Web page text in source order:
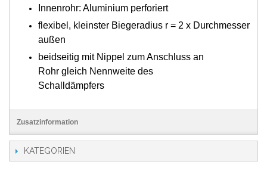
Innenrohr: Aluminium perforiert
flexibel, kleinster Biegeradius r = 2 x Durchmesser
außen
beidseitig mit Nippel zum Anschluss an
Rohr gleich Nennweite des
Schalldämpfers
Zusatzinformation
KATEGORIEN